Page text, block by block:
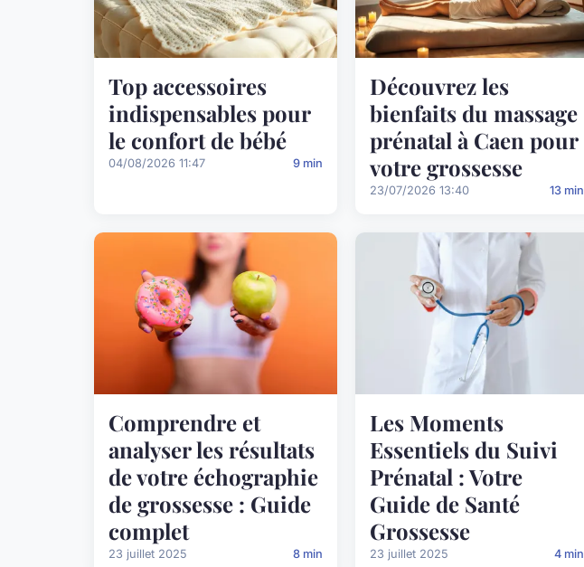
Top accessoires
indispensables pour
le confort de bébé
04/08/2026 11:47 9 min
Découvrez les
bienfaits du massage
prénatal à Caen pour
votre grossesse
23/07/2026 13:40 13 min
Comprendre et
analyser les résultats
de votre échographie
de grossesse : Guide
complet
23 juillet 2025 8 min
Les Moments
Essentiels du Suivi
Prénatal : Votre
Guide de Santé
Grossesse
23 juillet 2025 4 min